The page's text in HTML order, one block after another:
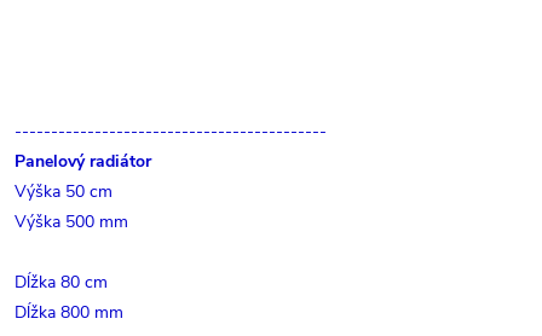
-------------------------------------------
Panelový radiátor
Výška 50 cm
Výška 500 mm
Dĺžka 80 cm
Dĺžka 800 mm